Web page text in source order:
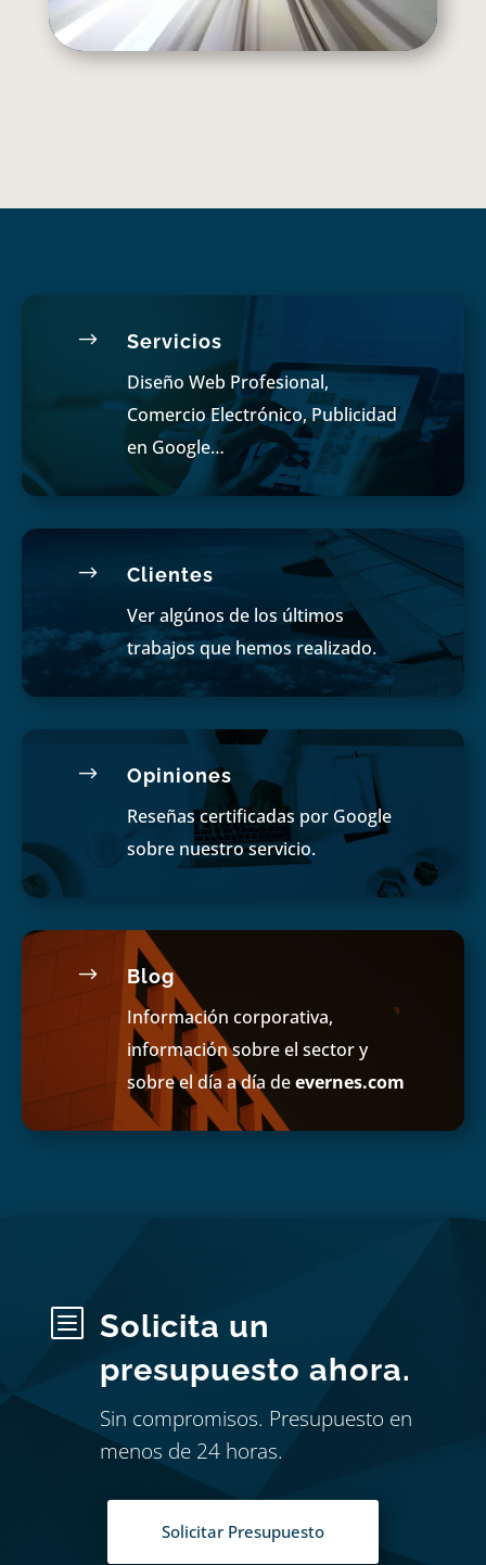
$ Servicios
Diseño Web Profesional,
Comercio Electrónico, Publicidad
en Google…
$ Clientes
Ver algúnos de los últimos
trabajos que hemos realizado.
$ Opiniones
Reseñas certificadas por Google
sobre nuestro servicio.
$ Blog
Información corporativa,
información sobre el sector y
sobre el día a día deevernes.com
b
Solicita un
presupuesto ahora.
Sin compromisos. Presupuesto en
menos de 24 horas.
Solicitar Presupuesto